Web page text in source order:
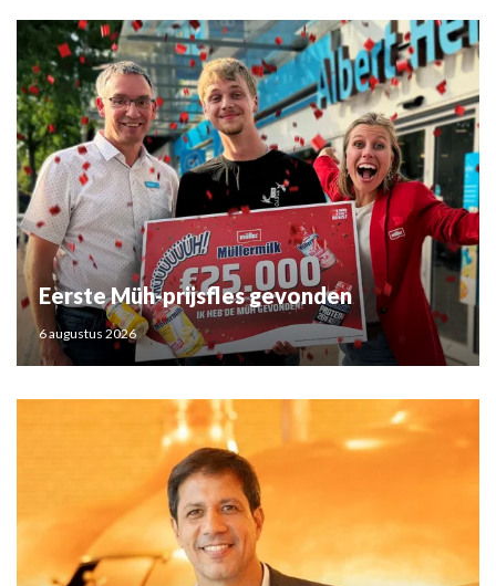
Eerste Müh-prijsfles gevonden
6 augustus 2026